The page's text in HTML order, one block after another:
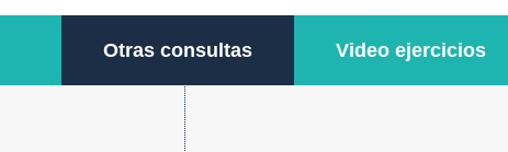
Otras consultas Video ejercicios